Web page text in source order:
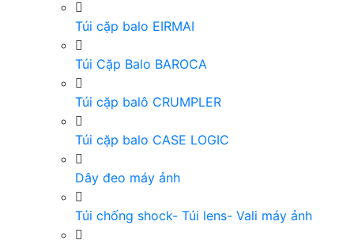
Túi cặp balo EIRMAI
Túi Cặp Balo BAROCA
Túi cặp balô CRUMPLER
Túi cặp balo CASE LOGIC
Dây đeo máy ảnh
Túi chống shock- Túi lens- Vali máy ảnh